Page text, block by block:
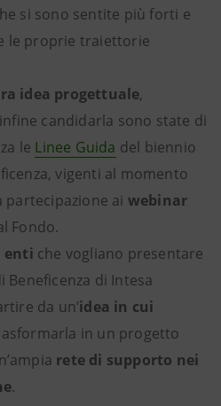
si sono sentite più forti e
le proprie traiettorie
idea progettuale,
candidarla sono state di
le Linee Guida del biennio
vigenti al momento
partecipazione ai webinar
Fondo.
enti che vogliano presentare
Beneficenza di Intesa
da un’idea in cui
in un progetto
rete di supporto nei
.